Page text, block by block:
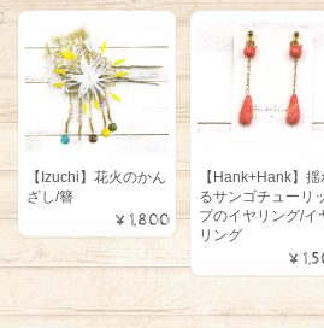
【Izuchi】花火のかん
ざし/簪
¥1,800
【Hank+Hank】揺
るサンゴチューリ
プのイヤリング/イ
リング